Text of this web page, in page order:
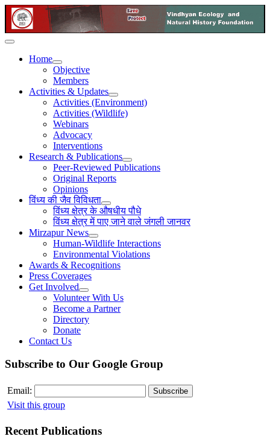
Home
Objective
Members
Activities & Updates
Activities (Environment)
Activities (Wildlife)
Webinars
Advocacy
Interventions
Research & Publications
Peer-Reviewed Publications
Original Reports
Opinions
विंध्य की जैव विविधता
विंध्य क्षेत्र के औषधीय पौधे
विंध्य क्षेत्र में पाए जाने वाले जंगली जानवर
Mirzapur News
Human-Wildlife Interactions
Environmental Violations
Awards & Recognitions
Press Coverages
Get Involved
Volunteer With Us
Become a Partner
Directory
Donate
Contact Us
Subscribe to Our Google Group
Email:
Visit this group
Recent Publications